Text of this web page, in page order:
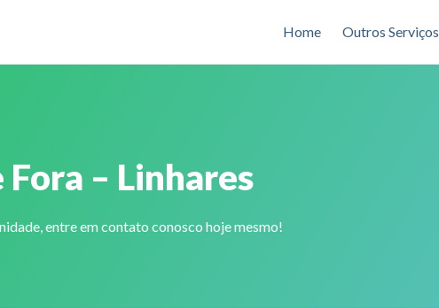
Home Outros Serviços
– Linhares
entre em contato conosco hoje mesmo!